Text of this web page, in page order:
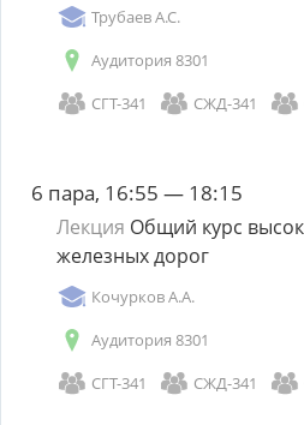
Трубаев А.С.
Аудитория 8301
СГТ-341
СЖД-341
6 пара, 16:55 — 18:15
Лекция Общий курс
железных дорог
Кочурков А.А.
Аудитория 8301
СГТ-341
СЖД-341